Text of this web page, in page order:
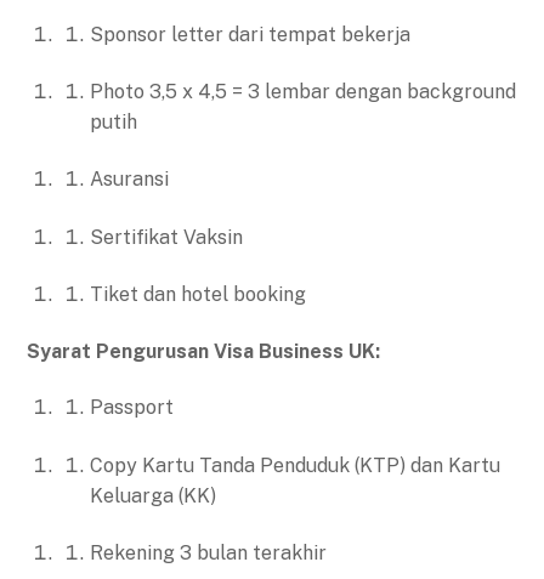
Sponsor letter dari tempat bekerja
Photo 3,5 x 4,5 = 3 lembar dengan background
putih
Asuransi
Sertifikat Vaksin
Tiket dan hotel booking
Syarat Pengurusan Visa Business UK:
Passport
Copy Kartu Tanda Penduduk (KTP) dan Kartu
Keluarga (KK)
Rekening 3 bulan terakhir